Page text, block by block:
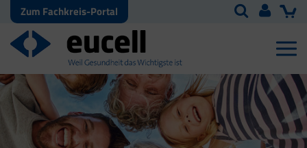
Zum Fachkreis-Portal